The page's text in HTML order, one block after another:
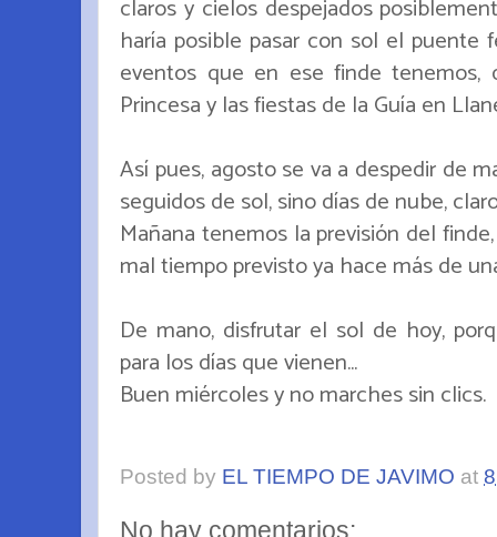
claros y cielos despejados
haría posible pasar con sol el puente
eventos que en ese finde tenemos,
Princesa y las fiestas de la Guía en
Así pues, agosto se va a despedir de
seguidos de sol, sino días de nube,
Mañana tenemos la previsión del
mal tiempo previsto ya hace más de
De mano, disfrutar el sol de hoy,
para los días que vienen...
Buen miércoles y no marches sin clics.
Posted by EL TIEMPO DE JAVIMO at
No hay comentarios: